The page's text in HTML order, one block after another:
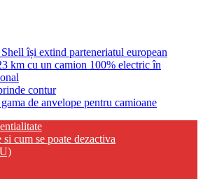
își extind parteneriatul european
km cu un camion 100% electric în
contur
de anvelope pentru camioane
cum se poate dezactiva